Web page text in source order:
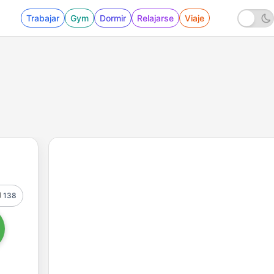
Trabajar Gym Dormir Relajarse Viaje
138